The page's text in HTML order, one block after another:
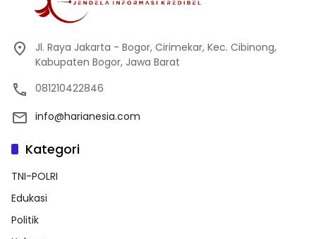
Jl. Raya Jakarta - Bogor, Cirimekar, Kec. Cibinong,
Kabupaten Bogor, Jawa Barat
081210422846
info@harianesia.com
Kategori
TNI-POLRI
Edukasi
Politik